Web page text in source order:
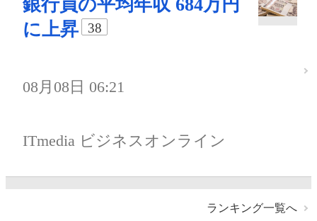
銀行員の平均年収 684万円
に上昇
38
08月08日 06:21
ITmedia ビジネスオンライン
ランキング一覧へ